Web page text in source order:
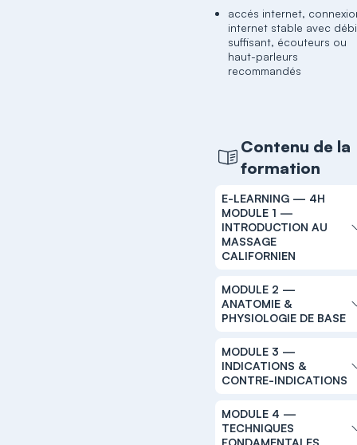
accés internet,
internet stable avec
suffisant, écouteurs ou
haut-parleurs
recommandés
Contenu de la
formation
E-LEARNING — 4H
MODULE 1 —
INTRODUCTION AU
MASSAGE
CALIFORNIEN
MODULE 2 —
ANATOMIE &
PHYSIOLOGIE DE BASE
MODULE 3 —
INDICATIONS &
CONTRE-INDICATIONS
MODULE 4 —
TECHNIQUES
FONDAMENTALES